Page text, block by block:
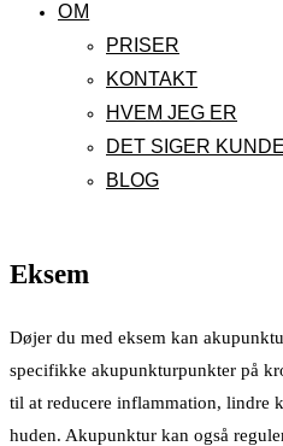
OM
PRISER
KONTAKT
HVEM JEG ER
DET SIGER
BLOG
Eksem
Døjer du med eksem kan
specifikke akupunkturpunkter på
til at reducere inflammation, lindre
huden. Akupunktur kan også